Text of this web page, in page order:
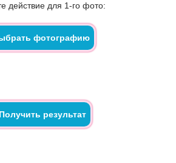
действие для 1-го фото: